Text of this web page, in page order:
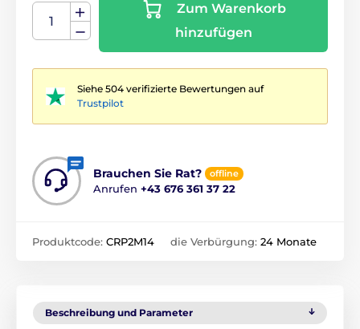
Zum Warenkorb
hinzufügen
Siehe 504 verifizierte Bewertungen auf
Trustpilot
Brauchen Sie Rat? offline
Anrufen +43 676 361 37 22
Produktcode: CRP2M14 die Verbürgung: 24 Monate
Beschreibung und Parameter